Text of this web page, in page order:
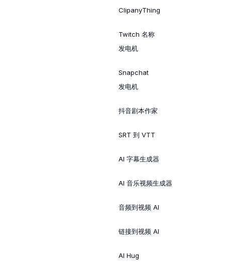
ClipanyThing
Twitch 名称
发电机
Snapchat
发电机
抖音剧本作家
SRT 到 VTT
AI 字幕生成器
AI 音乐视频生成器
音频到视频 AI
链接到视频 AI
AI Hug